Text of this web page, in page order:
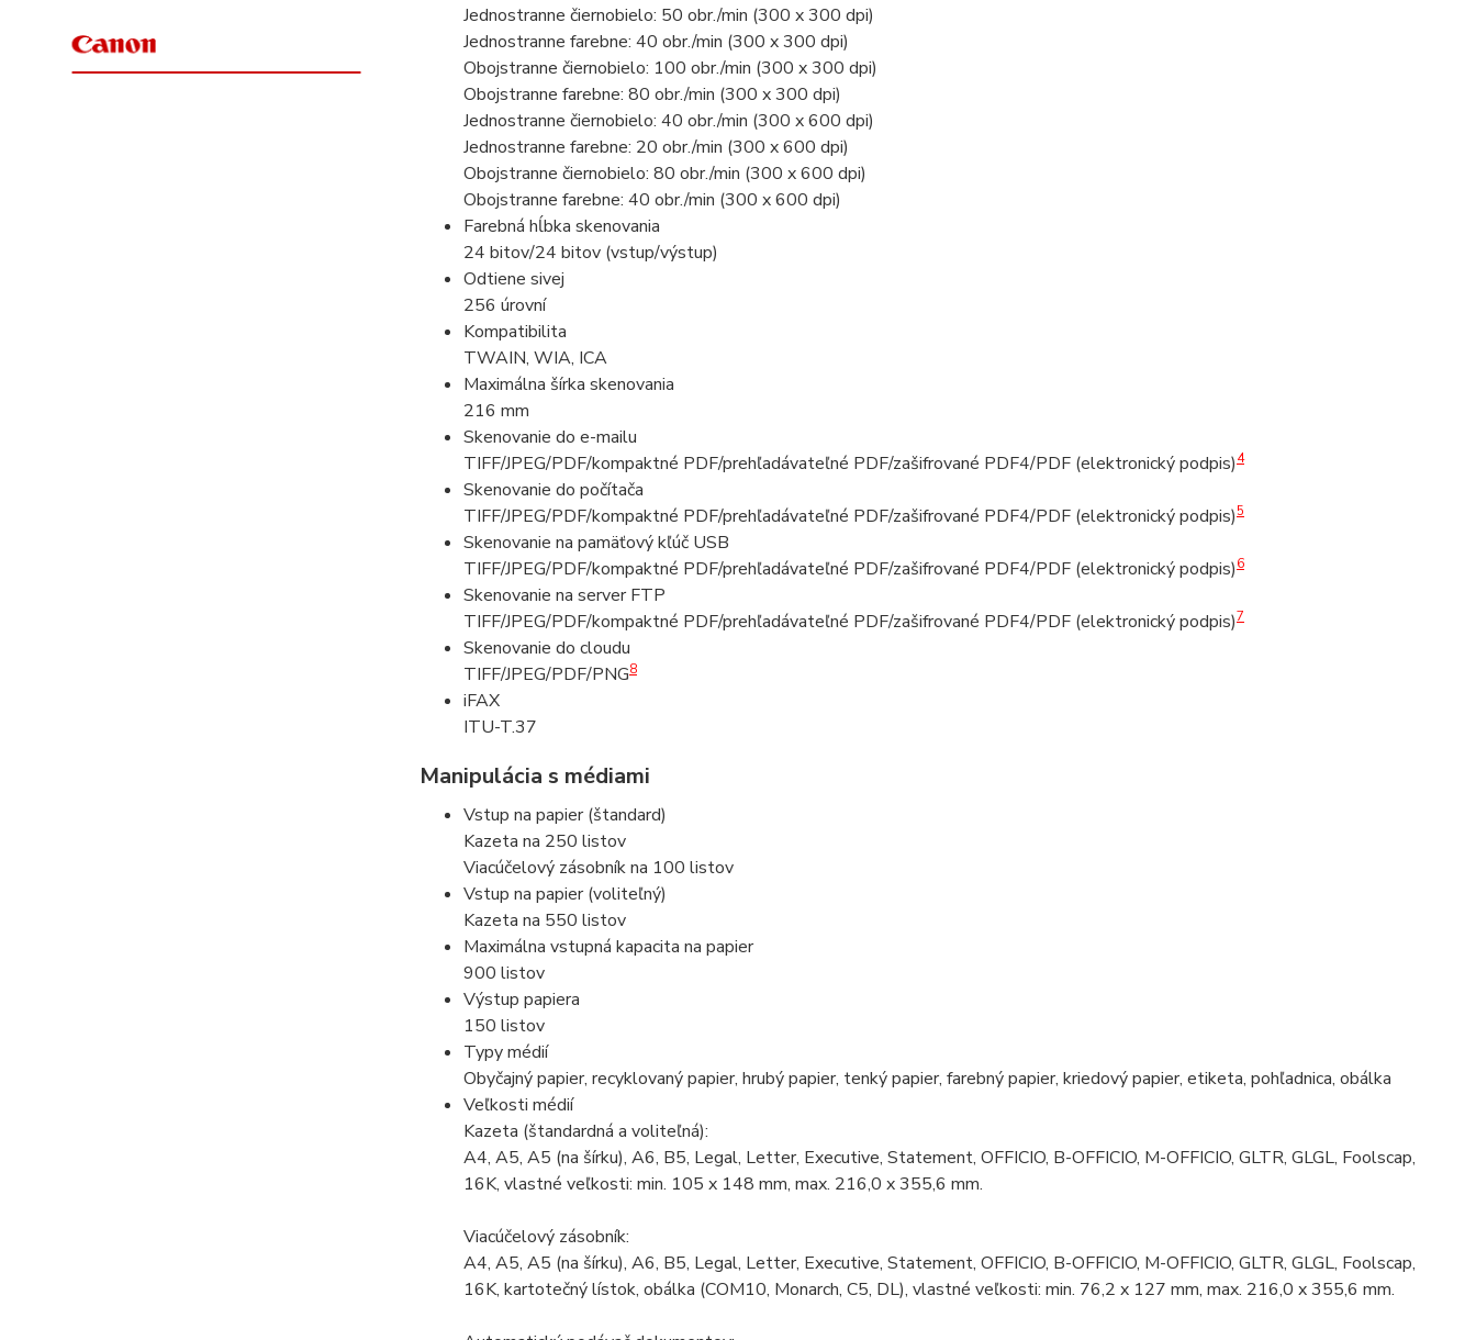
Jednostranne čiernobielo: 50 obr./min (300 x 300 dpi)
Jednostranne farebne: 40 obr./min (300 x 300 dpi)
Obojstranne čiernobielo: 100 obr./min (300 x 300 dpi)
Obojstranne farebne: 80 obr./min (300 x 300 dpi)
Jednostranne čiernobielo: 40 obr./min (300 x 600 dpi)
Jednostranne farebne: 20 obr./min (300 x 600 dpi)
Obojstranne čiernobielo: 80 obr./min (300 x 600 dpi)
Obojstranne farebne: 40 obr./min (300 x 600 dpi)
Farebná hĺbka skenovania
24 bitov/24 bitov (vstup/výstup)
Odtiene sivej
256 úrovní
Kompatibilita
TWAIN, WIA, ICA
Maximálna šírka skenovania
216 mm
Skenovanie do e-mailu
TIFF/JPEG/PDF/kompaktné PDF/prehľadávateľné PDF/zašifrované PDF4/PDF (elektronický podpis)4
Skenovanie do počítača
TIFF/JPEG/PDF/kompaktné PDF/prehľadávateľné PDF/zašifrované PDF4/PDF (elektronický podpis)5
Skenovanie na pamäťový kľúč USB
TIFF/JPEG/PDF/kompaktné PDF/prehľadávateľné PDF/zašifrované PDF4/PDF (elektronický podpis)6
Skenovanie na server FTP
TIFF/JPEG/PDF/kompaktné PDF/prehľadávateľné PDF/zašifrované PDF4/PDF (elektronický podpis)7
Skenovanie do cloudu
TIFF/JPEG/PDF/PNG8
iFAX
ITU-T.37
Manipulácia s médiami
Vstup na papier (štandard)
Kazeta na 250 listov
Viacúčelový zásobník na 100 listov
Vstup na papier (voliteľný)
Kazeta na 550 listov
Maximálna vstupná kapacita na papier
900 listov
Výstup papiera
150 listov
Typy médií
Obyčajný papier, recyklovaný papier, hrubý papier, tenký papier, farebný papier, kriedový papier, etiketa, pohľadnica, obálka
Veľkosti médií
Kazeta (štandardná a voliteľná):
A4, A5, A5 (na šírku), A6, B5, Legal, Letter, Executive, Statement, OFFICIO, B-OFFICIO, M-OFFICIO, GLTR, GLGL, Foolscap,
16K, vlastné veľkosti: min. 105 x 148 mm, max. 216,0 x 355,6 mm.
Viacúčelový zásobník:
A4, A5, A5 (na šírku), A6, B5, Legal, Letter, Executive, Statement, OFFICIO, B-OFFICIO, M-OFFICIO, GLTR, GLGL, Foolscap,
16K, kartotečný lístok, obálka (COM10, Monarch, C5, DL), vlastné veľkosti: min. 76,2 x 127 mm, max. 216,0 x 355,6 mm.